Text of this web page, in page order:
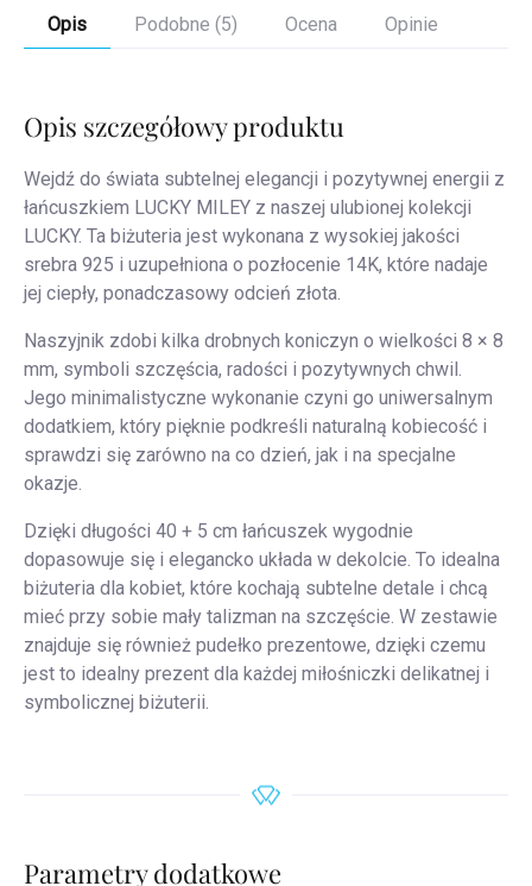
Opis Podobne (5) Ocena Opinie
Opis szczegółowy produktu
Wejdź do świata subtelnej elegancji i pozytywnej energii z
łańcuszkiem LUCKY MILEY z naszej ulubionej kolekcji
LUCKY. Ta biżuteria jest wykonana z wysokiej jakości
srebra 925 i uzupełniona o pozłocenie 14K, które nadaje
jej ciepły, ponadczasowy odcień złota.
Naszyjnik zdobi kilka drobnych koniczyn o wielkości 8 × 8
mm, symboli szczęścia, radości i pozytywnych chwil.
Jego minimalistyczne wykonanie czyni go uniwersalnym
dodatkiem, który pięknie podkreśli naturalną kobiecość i
sprawdzi się zarówno na co dzień, jak i na specjalne
okazje.
Dzięki długości 40 + 5 cm łańcuszek wygodnie
dopasowuje się i elegancko układa w dekolcie. To idealna
biżuteria dla kobiet, które kochają subtelne detale i chcą
mieć przy sobie mały talizman na szczęście. W zestawie
znajduje się również pudełko prezentowe, dzięki czemu
jest to idealny prezent dla każdej miłośniczki delikatnej i
symbolicznej biżuterii.
Parametry dodatkowe